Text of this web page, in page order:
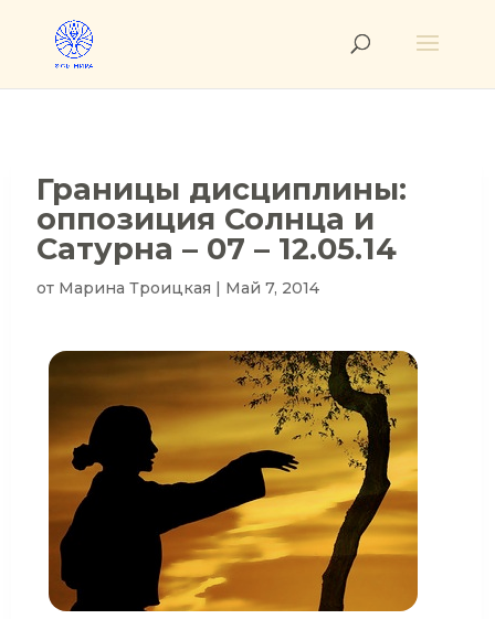
Границы дисциплины:
оппозиция Солнца и
Сатурна – 07 – 12.05.14
от Марина Троицкая | Май 7, 2014